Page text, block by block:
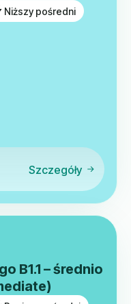
Niższy pośredni
Szczegóły
B1.1 – średnio